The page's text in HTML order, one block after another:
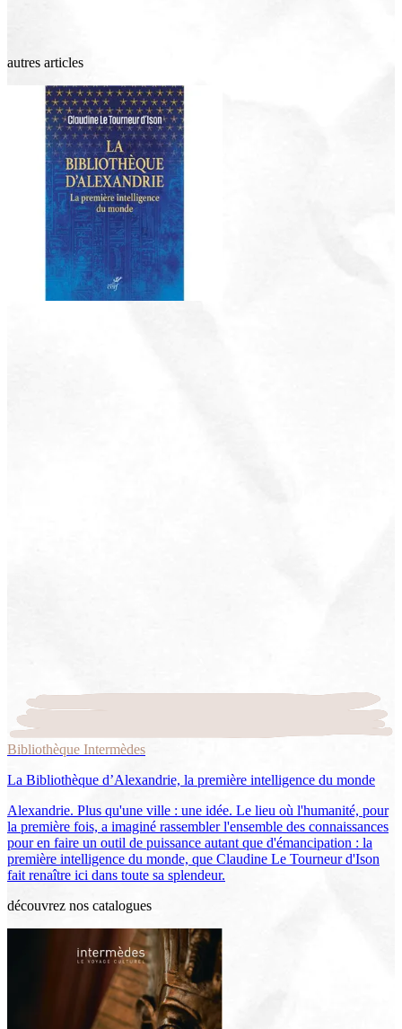
autres articles
Bibliothèque Intermèdes
La Bibliothèque d’Alexandrie, la première intelligence du monde
Alexandrie. Plus qu'une ville : une idée. Le lieu où l'humanité, pour
la première fois, a imaginé rassembler l'ensemble des connaissances
pour en faire un outil de puissance autant que d'émancipation : la
première intelligence du monde, que Claudine Le Tourneur d'Ison
fait renaître ici dans toute sa splendeur.
découvrez nos catalogues